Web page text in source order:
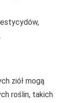
ziół mogą
roślin, takich